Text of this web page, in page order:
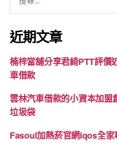
關
鍵
字:
近期文章
楠梓當舖分享君綺PTT評價
車借款
雲林汽車借款的小資本加
垃圾袋
Fasoul加熱菸官網iqos全